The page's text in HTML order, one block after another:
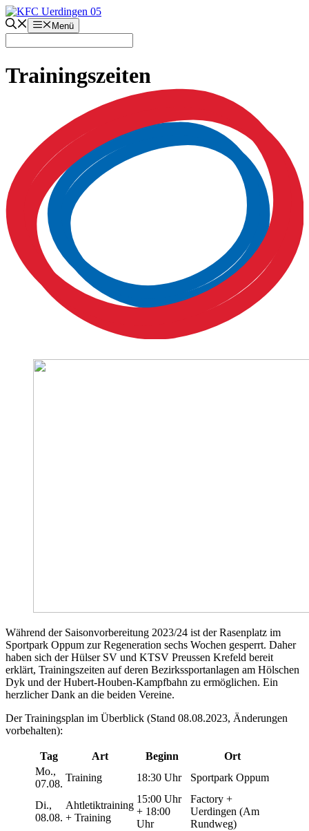
Zum
Inhalt
springen
Menü
Trainingszeiten
Während der Saisonvorbereitung 2023/24 ist der Rasenplatz im
Sportpark Oppum zur Regeneration sechs Wochen gesperrt. Daher
haben sich der Hülser SV und KTSV Preussen Krefeld bereit
erklärt, Trainingszeiten auf deren Bezirkssportanlagen am Hölschen
Dyk und der Hubert-Houben-Kampfbahn zu ermöglichen. Ein
herzlicher Dank an die beiden Vereine.
Der Trainingsplan im Überblick (Stand 08.08.2023, Änderungen
vorbehalten):
Tag Art Beginn
Ort
Mo.,
07.08.
Training 18:30 Uhr Sportpark Oppum
Di.,
08.08.
Ahtletiktraining
+ Training
15:00 Uhr
+ 18:00
Uhr
Factory +
Uerdingen (Am
Rundweg)